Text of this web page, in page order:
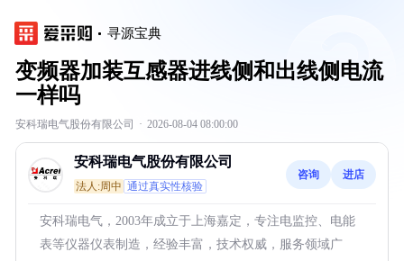
寻源宝典
变频器加装互感器进线侧和出线侧电流
一样吗
安科瑞电气股份有限公司 · 2026-08-04 08:00:00
安科瑞电气股份有限公司
法人:周中 通过真实性核验
咨询 进店
安科瑞电气，2003年成立于上海嘉定，专注电监控、电能
表等仪器仪表制造，经验丰富，技术权威，服务领域广